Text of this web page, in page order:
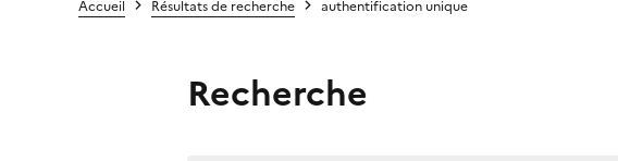
Accueil Résultats de recherche authentification unique
Recherche